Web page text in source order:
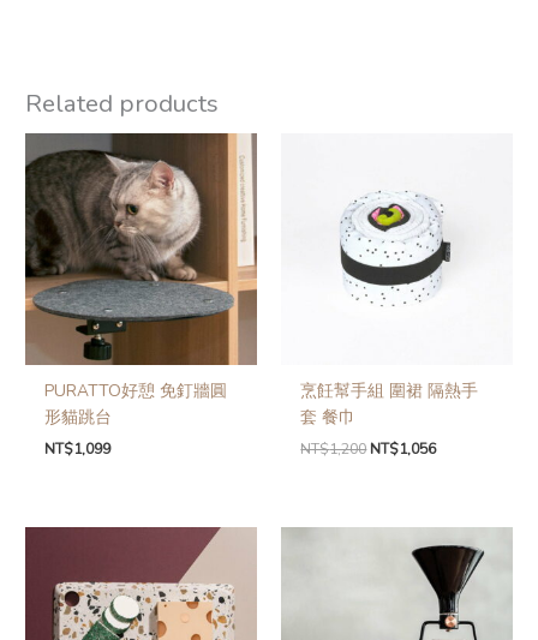
Related products
PURATTO好憩 免釘牆圓
形貓跳台
NT$1,099
烹飪幫手組 圍裙 隔熱手
套 餐巾
NT$1,200 NT$1,056